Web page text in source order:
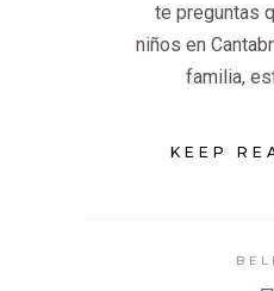
te preguntas
niños en
familia,
KEEP